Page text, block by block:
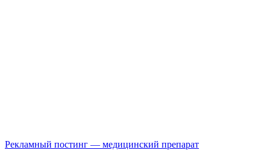
Рекламный постинг — медицинский препарат